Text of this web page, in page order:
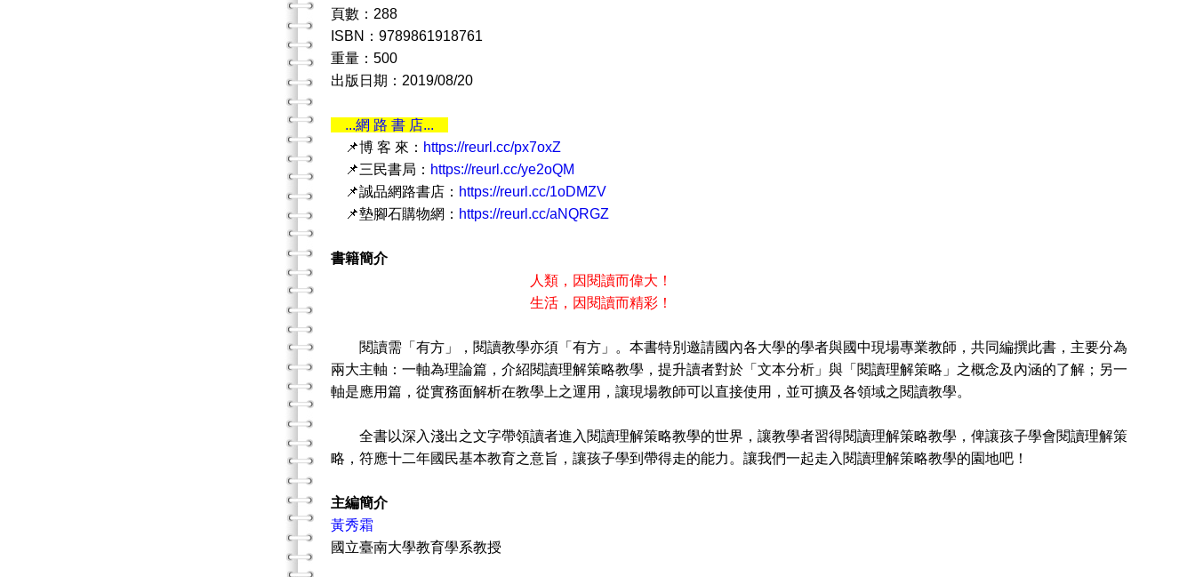
頁數：288
ISBN：9789861918761
重量：500
出版日期：2019/08/20
...網 路 書 店...
📌博 客 來： https://reurl.cc/px7oxZ
📌三民書局： https://reurl.cc/ye2oQM
📌誠品網路書店： https://reurl.cc/1oDMZV
📌墊腳石購物網： https://reurl.cc/aNQRGZ
書籍簡介
人類，因閱讀而偉大！
生活，因閱讀而精彩！
閱讀需「有方」，閱讀教學亦須「有方」。本書特別邀請國內各大學的學者與國中現場專業教師，共同編撰此書，主要分為
兩大主軸：一軸為理論篇，介紹閱讀理解策略教學，提升讀者對於「文本分析」與「閱讀理解策略」之概念及內涵的了解；另一
軸是應用篇，從實務面解析在教學上之運用，讓現場教師可以直接使用，並可擴及各領域之閱讀教學。
全書以深入淺出之文字帶領讀者進入閱讀理解策略教學的世界，讓教學者習得閱讀理解策略教學，俾讓孩子學會閱讀理解策
略，符應十二年國民基本教育之意旨，讓孩子學到帶得走的能力。讓我們一起走入閱讀理解策略教學的園地吧！
主編簡介
黃秀霜
國立臺南大學教育學系教授